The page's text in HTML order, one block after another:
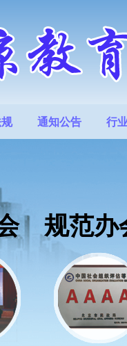
通知公告 行
规范